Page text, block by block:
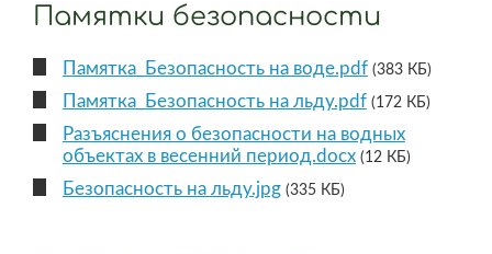
Памятки безопасности
Памятка_Безопасность на воде.pdf (383 КБ)
Памятка_Безопасность на льду.pdf (172 КБ)
Разъяснения о безопасности на водных
объектах в весенний период.docx (12 КБ)
Безопасность на льду.jpg (335 КБ)